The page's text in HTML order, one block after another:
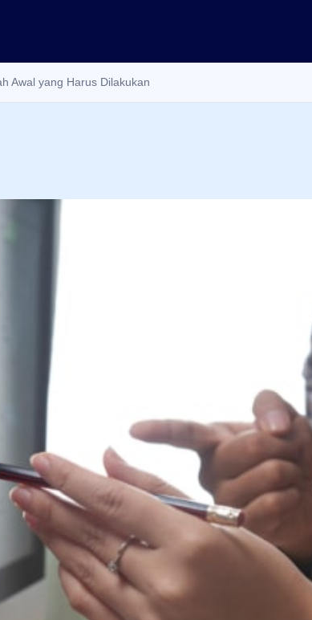
Awal yang Harus Dilakukan